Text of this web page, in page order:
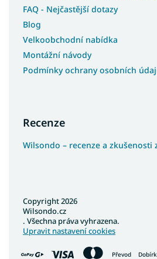
FAQ - Nejčastější dotazy
Blog
Velkoobchodní nabídka
Montážní návody
Podmínky ochrany osobních
Recenze
Wilsondo – recenze a zkušenosti
Převod
Copyright 2026
Wilsondo.cz
. Všechna práva vyhrazena.
Upravit nastavení cookies